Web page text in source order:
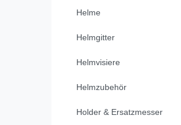
Helme
Helmgitter
Helmvisiere
Helmzubehör
Holder & Ersatzmesser